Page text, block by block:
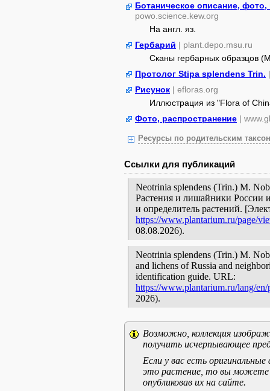
Ботаническое описание,
powo.science.kew.org
На англ. яз.
Гербарий | plant.depo.msu.ru
Сканы гербарных образцов
Протолог Stipa splendens Trin.
Рисунок | efloras.org
Иллюстрация из "Flora of
Фото, распространение |
Ресурсы по родительским
Ссылки для публикаций
Neotrinia splendens (Trin.) M.
Растения и лишайники России
и определитель растений.
https://www.plantarium.ru/page/
08.08.2026).
Neotrinia splendens (Trin.) M.
and lichens of Russia and
identification guide. URL:
https://www.plantarium.ru/lang/
2026).
Возможно, коллекция
получить исчерпывающее
Если у вас есть
это растение, то вы можете
опубликовав их на сайте.